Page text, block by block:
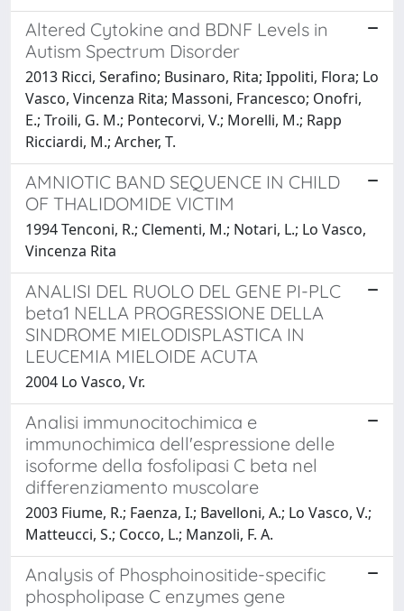
Altered Cytokine and BDNF Levels in
Autism Spectrum Disorder
2013 Ricci, Serafino; Businaro, Rita; Ippoliti, Flora; Lo
Vasco, Vincenza Rita; Massoni, Francesco; Onofri,
E.; Troili, G. M.; Pontecorvi, V.; Morelli, M.; Rapp
Ricciardi, M.; Archer, T.
AMNIOTIC BAND SEQUENCE IN CHILD
OF THALIDOMIDE VICTIM
1994 Tenconi, R.; Clementi, M.; Notari, L.; Lo Vasco,
Vincenza Rita
ANALISI DEL RUOLO DEL GENE PI-PLC
beta1 NELLA PROGRESSIONE DELLA
SINDROME MIELODISPLASTICA IN
LEUCEMIA MIELOIDE ACUTA
2004 Lo Vasco, Vr.
Analisi immunocitochimica e
immunochimica dell'espressione delle
isoforme della fosfolipasi C beta nel
differenziamento muscolare
2003 Fiume, R.; Faenza, I.; Bavelloni, A.; Lo Vasco, V.;
Matteucci, S.; Cocco, L.; Manzoli, F. A.
Analysis of Phosphoinositide-specific
phospholipase C enzymes gene